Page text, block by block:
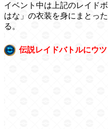
イベント中は上記のレイド
はな」の衣装を身にまとっ
る。
伝説レイドバトルにウ